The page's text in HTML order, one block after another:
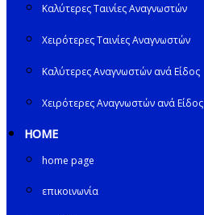
Καλύτερες Ταινίες Αναγνωστών
Χειρότερες Ταινίες Αναγνωστών
Καλύτερες Αναγνωστών ανά Είδος
Χειρότερες Αναγνωστών ανά Είδος
HOME
home page
επικοινωνία